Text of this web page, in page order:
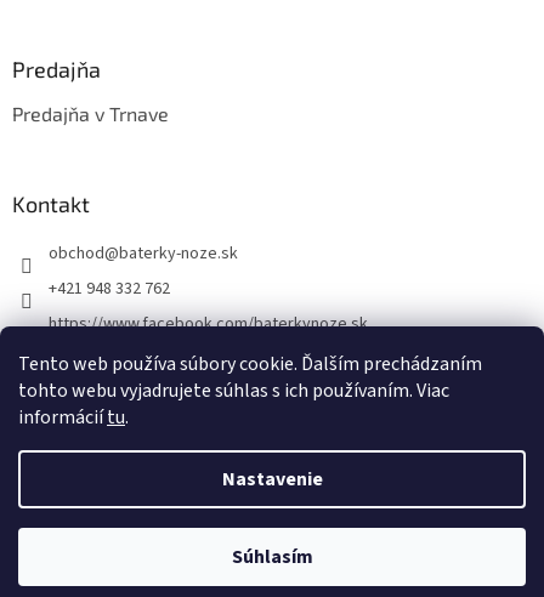
Tento web používa súbory cookie. Ďalším prechádzaním
tohto webu vyjadrujete súhlas s ich používaním. Viac
informáciítu.
Nastavenie
Súhlasím
Predajňa
Predajňa v Trnave
Kontakt
obchod@baterky-noze.sk
+421 948 332 762
https://www.facebook.com/baterkynoze.sk
/baterkynoze
https://www.youtube.com/@nozebaterky
Vytvoril Shoptet
baterky-noze.sk. Všetky práva vyhradené.